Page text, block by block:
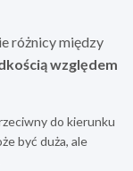
różnicy między
względem
do kierunku
być duża, ale